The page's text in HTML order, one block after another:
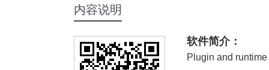
内容说明
软件简介：
Plugin and